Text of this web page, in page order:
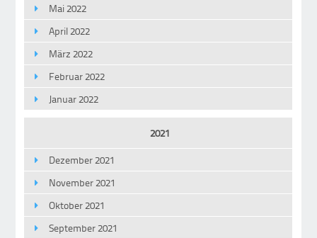
Mai 2022
April 2022
März 2022
Februar 2022
Januar 2022
2021
Dezember 2021
November 2021
Oktober 2021
September 2021